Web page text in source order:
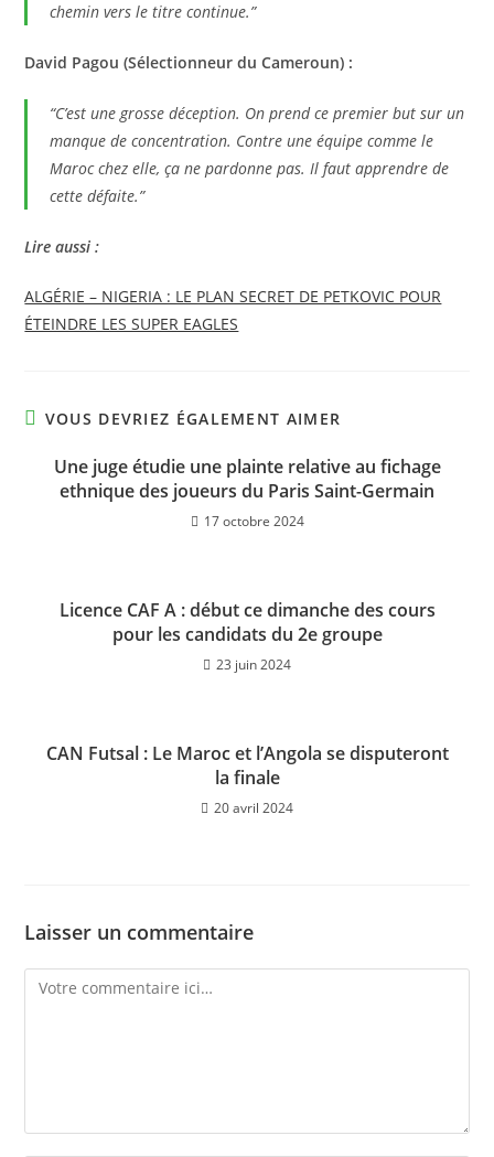
chemin vers le titre continue.”
David Pagou (Sélectionneur du Cameroun) :
“C’est une grosse déception. On prend ce premier but sur un
manque de concentration. Contre une équipe comme le
Maroc chez elle, ça ne pardonne pas. Il faut apprendre de
cette défaite.”
Lire aussi :
ALGÉRIE – NIGERIA : LE PLAN SECRET DE PETKOVIC POUR
ÉTEINDRE LES SUPER EAGLES
VOUS DEVRIEZ ÉGALEMENT AIMER
Une juge étudie une plainte relative au fichage
ethnique des joueurs du Paris Saint-Germain
17 octobre 2024
Licence CAF A : début ce dimanche des cours
pour les candidats du 2e groupe
23 juin 2024
CAN Futsal : Le Maroc et l’Angola se disputeront
la finale
20 avril 2024
Laisser un commentaire
Comment